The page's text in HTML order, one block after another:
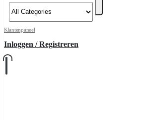
Inloggen / Registreren